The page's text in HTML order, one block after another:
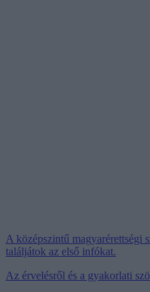
A középszintű magyarérettségi
találjátok az első infókat.
Az érvelésről és a gyakorlati